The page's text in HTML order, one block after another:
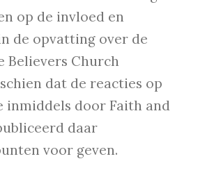
op de invloed en
de opvatting over de
Believers Church
dat de reacties op
inmiddels door Faith and
daar
voor geven.